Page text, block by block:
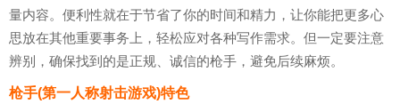
量内容。便利性就在于节省了你的时间和精力，让你能把更多心
思放在其他重要事务上，轻松应对各种写作需求。但一定要注意
辨别，确保找到的是正规、诚信的枪手，避免后续麻烦。
枪手(第一人称射击游戏)特色